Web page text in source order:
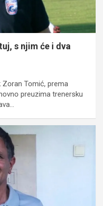
s njim će i dva
Tomić, prema
preuzima trenersku